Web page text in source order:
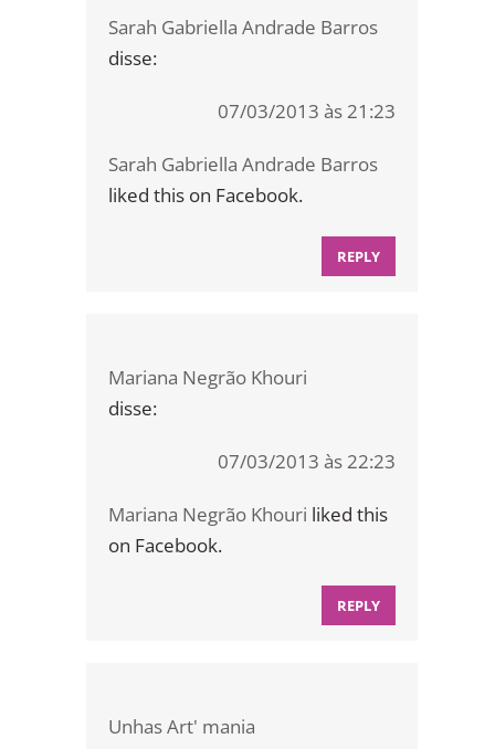
Sarah Gabriella Andrade Barros
disse:
07/03/2013 às 21:23
Sarah Gabriella Andrade Barros
liked this on Facebook.
REPLY
Mariana Negrão Khouri
disse:
07/03/2013 às 22:23
Mariana Negrão Khouri liked this
on Facebook.
REPLY
Unhas Art' mania